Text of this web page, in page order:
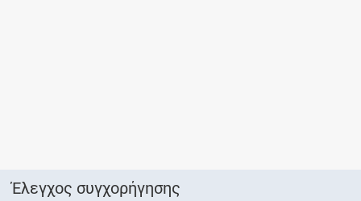
Έλεγχος συγχορήγησης